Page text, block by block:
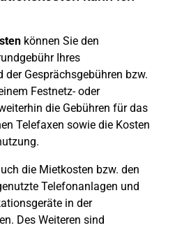
können Sie den
Ihres
Gesprächsgebühren bzw.
Festnetz- oder
die Gebühren für das
Telefaxen sowie die Kosten
die Mietkosten bzw. den
Telefonanlagen und
in der
Des Weiteren sind